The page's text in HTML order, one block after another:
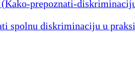
spolnu diskriminaciju u